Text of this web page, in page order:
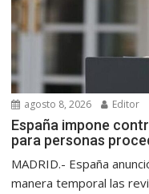
agosto 8, 2026 Editor
España impone
para personas
MADRID.- España
manera temporal las